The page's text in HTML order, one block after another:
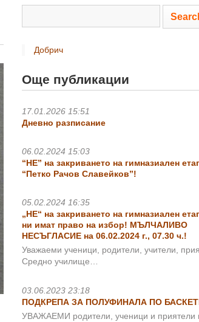
Добрич
Още публикации
17.01.2026 15:51
Дневно разписание
06.02.2024 15:03
“НЕ” на закриването на гимназиален
“Петко Рачов Славейков”!
05.02.2024 16:35
„НЕ“ на закриването на гимназиален
ни имат право на избор! МЪЛЧАЛИВО
НЕСЪГЛАСИЕ на 06.02.2024 г., 07.30 ч.!
Уважаеми ученици, родители, учители,
Средно училище…
03.06.2023 23:18
ПОДКРЕПА ЗА ПОЛУФИНАЛА ПО
УВАЖАЕМИ родители, ученици и приятели